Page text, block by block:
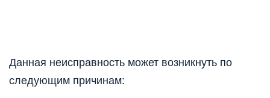
Данная неисправность может возникнуть по
следующим причинам: